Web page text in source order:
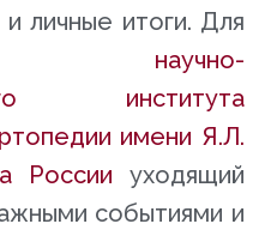
личные итоги. Для
научно-
института
имени Я.Л.
России уходящий
событиями и